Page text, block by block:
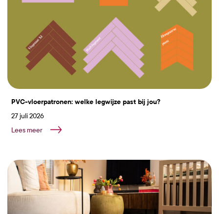
PVC-vloerpatronen: welke legwijze past bij jou?
27 juli 2026
Lees meer